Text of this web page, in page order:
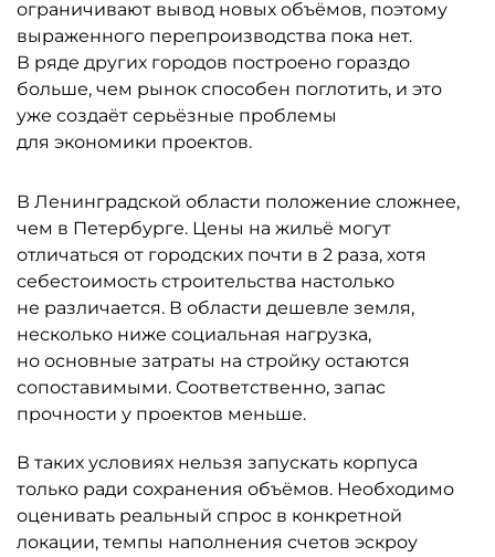
ограничивают вывод новых объёмов, поэтому
выраженного перепроизводства пока нет.
В ряде других городов построено гораздо
больше, чем рынок способен поглотить, и это
уже создаёт серьёзные проблемы
для экономики проектов.
В Ленинградской области положение сложнее,
чем в Петербурге. Цены на жильё могут
отличаться от городских почти в 2 раза, хотя
себестоимость строительства настолько
не различается. В области дешевле земля,
несколько ниже социальная нагрузка,
но основные затраты на стройку остаются
сопоставимыми. Соответственно, запас
прочности у проектов меньше.
В таких условиях нельзя запускать корпуса
только ради сохранения объёмов. Необходимо
оценивать реальный спрос в конкретной
локации, темпы наполнения счетов эскроу